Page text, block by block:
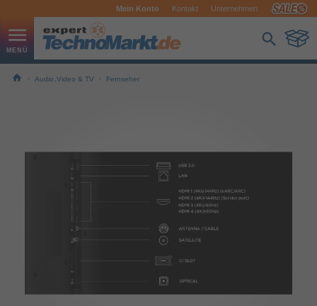
Mein Konto Kontakt Unternehmen
Audio,Video & TV Fernseher